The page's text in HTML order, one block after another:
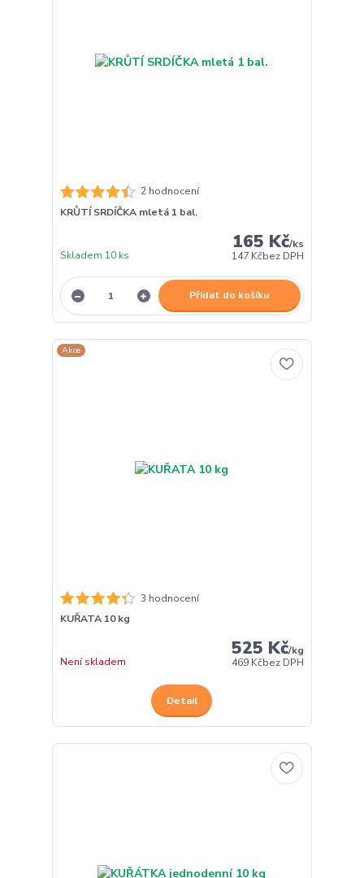
2 hodnocení
KRŮTÍ SRDÍČKA mletá 1 bal.
165 Kč/ks
147 Kčbez DPH
Skladem 10 ks
Přidat do košíku
Akce
3 hodnocení
KUŘATA 10 kg
525 Kč/kg
469 Kčbez DPH
Není skladem
Detail